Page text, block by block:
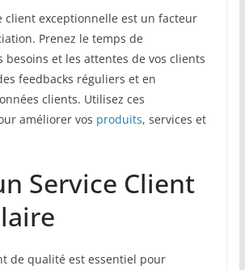
client exceptionnelle est un facteur
Prenez le temps de
besoins et les attentes de vos clients
feedbacks réguliers et en
clients. Utilisez ces
améliorer vos produits, services et
Service Client
de qualité est essentiel pour